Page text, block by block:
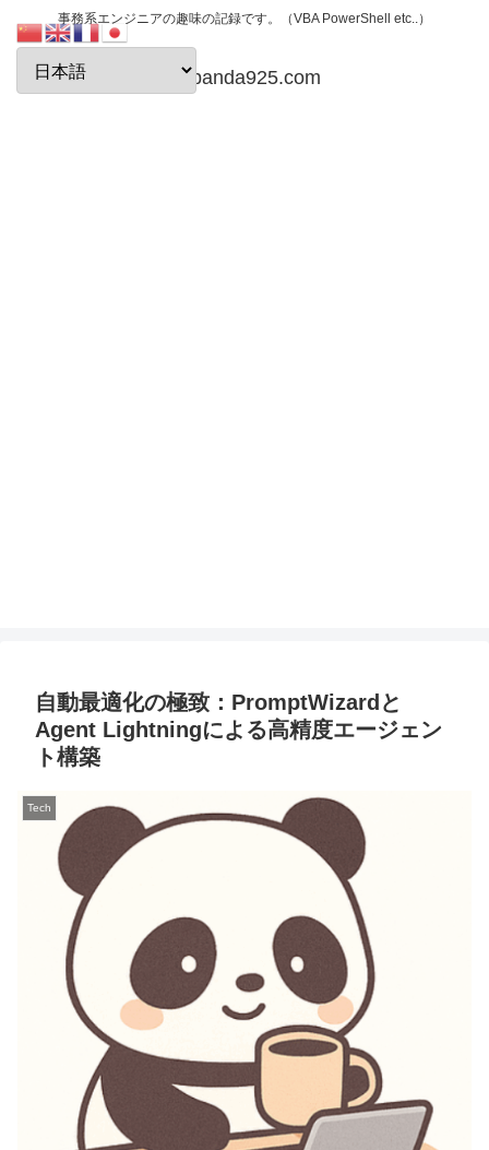
事務系エンジニアの趣味の記録です。（VBA PowerShell etc..）
papanda925.com
自動最適化の極致：PromptWizardと
Agent Lightningによる高精度エージェン
ト構築
Tech